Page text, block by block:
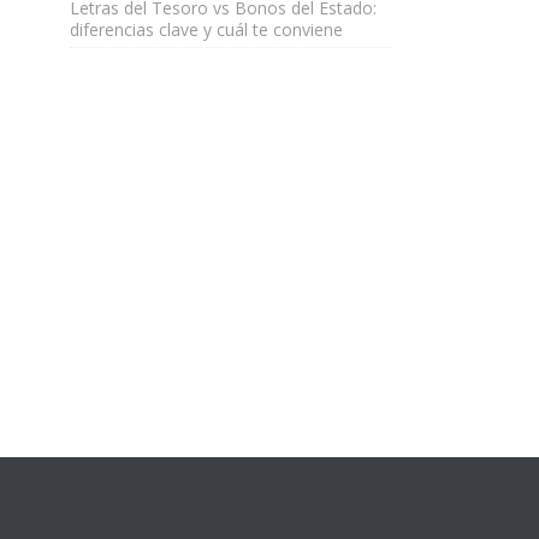
Letras del Tesoro vs Bonos del Estado:
diferencias clave y cuál te conviene